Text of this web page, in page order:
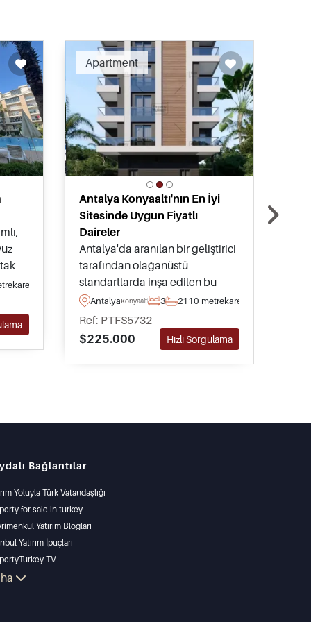
ve
Apartment
Recommended
Antalya Konyaaltı'nın En İyi
Sitesinde Uygun Fiyatlı
Daireler
Antalya'da aranılan bir geliştirici
tarafından olağanüstü
standartlarda inşa edilen bu
geniş konutlar, Konyaaltı
yerleşim bölgesinde satışta olup
yüzme havuzu ve bahçeler dahil
çeşitli site içi olanaklara erişim
sunmaktadır.
AntalyaKonyaalti 3 2110 metrekare
Ref: PTFS5732
$225.000
Hızlı Sorgulama
Bağlantılar
Yoluyla Türk Vatandaşlığı
for sale in turkey
Yatırım Blogları
Yatırım İpuçları
TV
Yatırım Gayrimenkulleri